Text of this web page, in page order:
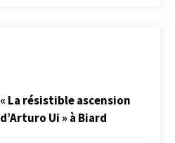
« La résistible ascension
d’Arturo Ui » à Biard